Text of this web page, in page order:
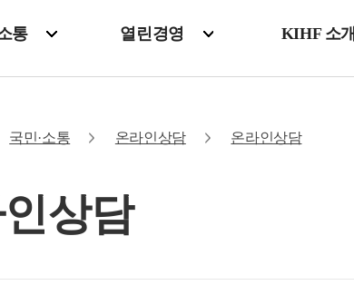
통 열린경영 KIHF 소개
국민·소통 온라인상담 온라인상담
상담